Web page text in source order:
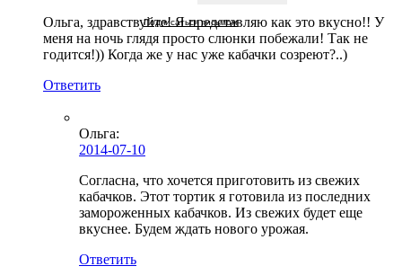
Подписаться письмом
Ольга, здравствуйте! Я представляю как это вкусно!! У
меня на ночь глядя просто слюнки побежали! Так не
годится!)) Когда же у нас уже кабачки созреют?..)
Ответить
Ольга:
2014-07-10
Согласна, что хочется приготовить из свежих
кабачков. Этот тортик я готовила из последних
замороженных кабачков. Из свежих будет еще
вкуснее. Будем ждать нового урожая.
Ответить